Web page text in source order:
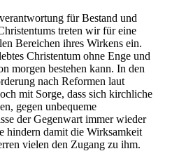
für Bestand und
treten wir für eine
Bereichen ihres Wirkens ein.
Christentum ohne Enge und
morgen bestehen kann. In den
nach Reformen laut
mit Sorge, dass sich kirchliche
gegen unbequeme
der Gegenwart immer wieder
hindern damit die Wirksamkeit
vielen den Zugang zu ihm.